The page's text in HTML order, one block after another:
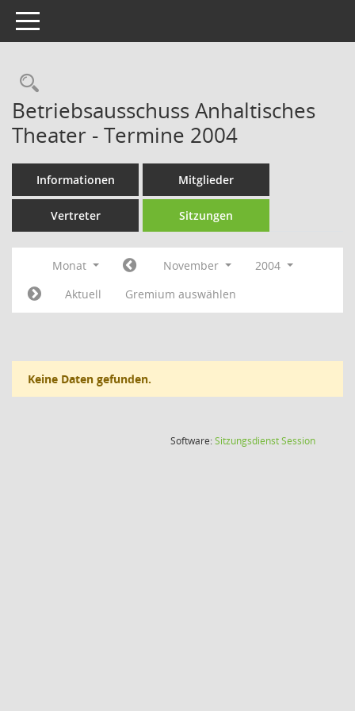
Toggle navigation
Rechercheauswahl
Betriebsausschuss Anhaltisches
Theater - Termine 2004
Informationen Mitglieder
Vertreter Sitzungen
Monat November
2004
Aktuell
Gremium auswählen
Keine Daten gefunden.
Software:SitzungsdienstSession(Wird in